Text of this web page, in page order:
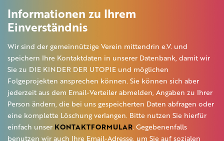
Informationen zu Ihrem
Einverständnis
Wir sind der gemeinnützige Verein mittendrin e.V. und
speichern Ihre Kontaktdaten in unserer Datenbank, damit wir
Sie zu DIE KINDER DER UTOPIE und möglichen
Folgeprojekten ansprechen können. Sie können sich aber
jederzeit aus dem Email-Verteiler abmelden, Angaben zu Ihrer
Person ändern, die bei uns gespeicherten Daten abfragen oder
eine komplette Löschung verlangen. Bitte nutzen Sie hierfür
einfach unser KONTAKTFORMULAR. Gegebenenfalls
benutzen wir auch Ihre Email-Adresse, um Sie auf sozialen